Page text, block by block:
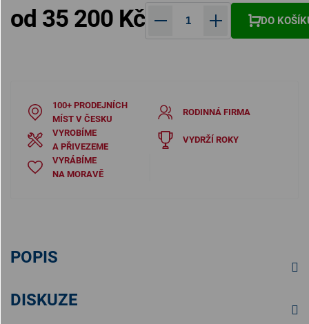
od 35 200 Kč DO
100+ PRODEJNÍCH
MÍST V ČESKU
RODINNÁ FIRMA
VYROBÍME
A PŘIVEZEME
VYDRŽÍ ROKY
VYRÁBÍME
NA MORAVĚ
POPIS
DISKUZE